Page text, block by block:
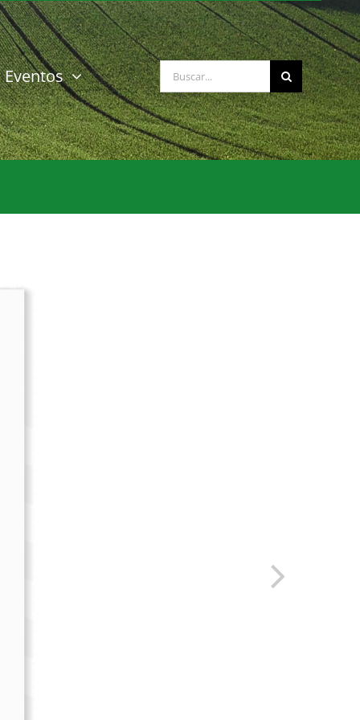
Eventos Buscar: